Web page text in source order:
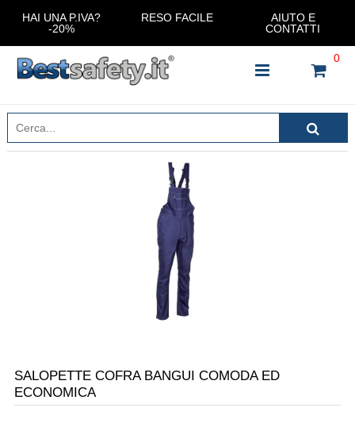
HAI UNA P.IVA?
-20%
RESO FACILE
AIUTO E
CONTATTI
0
INSERISCI IL NOME DEL PRODOTTO CHE STAI
CERCANDO
CHIUDI RICERCA
SALOPETTE COFRA BANGUI COMODA ED
ECONOMICA